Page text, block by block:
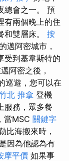
總會之一。 預
有兩個晚上的住
和雙層床。 按
邁阿密城市，
受到基韋斯特的
阿密之後，
巡遊，您可以在
北 推拿 登機
服務，眾多餐
當MSC 關鍵字
比海搬來時，
因為他認為有
摩平價 如果事